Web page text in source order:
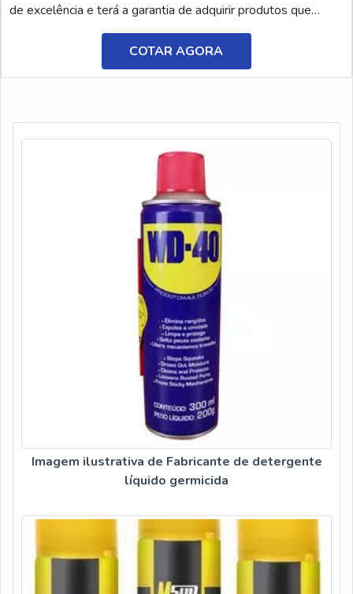
de excelência e terá a garantia de adquirir produtos que
solucionem qualquer demanda.Quando o quesito é polímero
aniônico em pó, na AEG Produtos para Laboratório o cliente
encontrará precisão e o melhor atendimento em C...
COTAR AGORA
Imagem ilustrativa de Fabricante de detergente
líquido germicida